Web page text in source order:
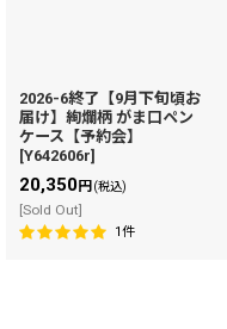
2026-6終了【9月下旬頃お
届け】絢爛柄 がま口ペン
ケース【予約会】
[Y642606r]
20,350円 (税込)
[Sold Out]
1件